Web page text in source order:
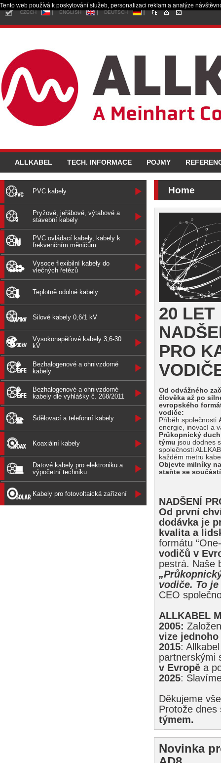
CZECH ENGLISH DEUTSCH
ALLKABEL TECH. INFORMACE POJMY
PVC kabely
Pryžové, jeřábové, výtahové a
stavební kabely
PVC ovládací kabely, kabely k
frekvenčním měničům
Vysoce flexibilní kabely do
vlečných řetězů
Teplotně odolné kabely
Silové kabely 0,6/1 kV
Vysokonapěťové kabely 3,6-30
kV
Bezhalogenové a ohnivzdorné
kabely
Bezhalogenové a ohnivzdorné
kabely dle vyhlášky č. 268/2011
Sdělovací a telefonní kabely
Koaxiální kabely
Datové kabely pro elektroniku a
výpočetní techniku
Kabely pro fotovoltaická zařízení
Home
20 LET
PRO
Od odvážného
člověka až po
evropského
vodiče:
Příběh společnosti
energie, inovací a
Průkopnický
týmu jsou dodnes
společnosti
každém metru
Objevte milníky
staňte se
NADŠENÍ
Od první
dodávka je
kvalita a
formátu
vodičů v
pestrá. Naše
vodiče. To je
CEO
ALLKABEL
2005:
vize
2015:
partnerskými
v Evropě a
2025:
Děkujeme
Protože
týmem.
Novinka
Tento web používá k poskytování služeb, personalizaci reklam a analýze